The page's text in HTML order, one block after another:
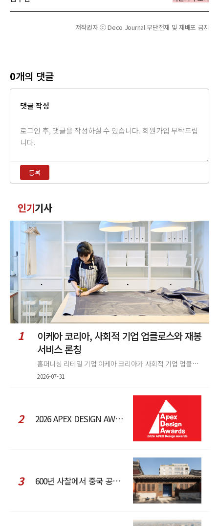
저작권자 ⓒ Deco Journal 무단전재 및 재배포 금지
0개의 댓글
댓글 작성
력
등록
글
인기기사
1
이케아 코리아, 사회적 기업 업클로스와 재봉
서비스 론칭
홈퍼니싱 리테일 기업 이케아 코리아가 사회적 기업 업클로스(Upcloth)와 협력해 재봉 서비스를 선보인다. 이번 협업은 이케
2026-07-31
2 2026 APEX DESIGN AWARDS
3 600년 사찰에서 중국 공예와 현대 패션을 직조한 ZARA x Fanglu Lin Pop-Up